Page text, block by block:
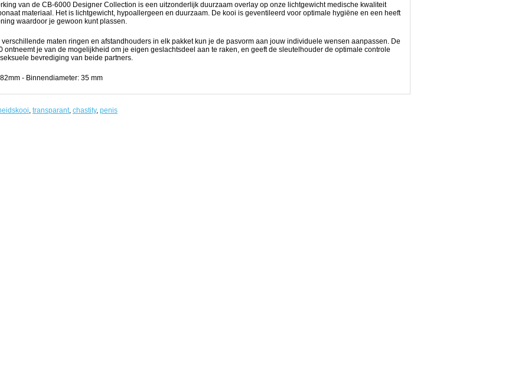
van de CB-6000 Designer Collection is een uitzonderlijk duurzaam overlay op onze lichtgewicht medische kwaliteit
materiaal. Het is lichtgewicht, hypoallergeen en duurzaam. De kooi is geventileerd voor optimale hygiëne en een heeft
waardoor je gewoon kunt plassen.
verschillende maten ringen en afstandhouders in elk pakket kun je de pasvorm aan jouw individuele wensen aanpassen. De
ontneemt je van de mogelijkheid om je eigen geslachtsdeel aan te raken, en geeft de sleutelhouder de optimale controle
bevrediging van beide partners.
- Binnendiameter: 35 mm
, transparant, chastity, penis